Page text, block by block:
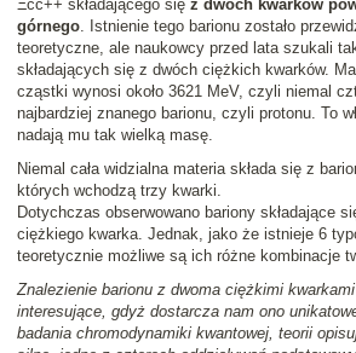
Ξcc++ składającego się z dwóch kwarków
górnego. Istnienie tego barionu zostało
teoretyczne, ale naukowcy przed lata szukali
składających się z dwóch ciężkich kwarków.
cząstki wynosi około 3621 MeV, czyli niemal
najbardziej znanego barionu, czyli protonu. To
nadają mu tak wielką masę.
Niemal cała widzialna materia składa się z
których wchodzą trzy kwarki.
Dotychczas obserwowano bariony składające
ciężkiego kwarka. Jednak, jako że istnieje 6
teoretycznie możliwe są ich różne kombinacje
Znalezienie barionu z dwoma ciężkimi
interesujące, gdyż dostarcza nam ono
badania chromodynamiki kwantowej, teorii